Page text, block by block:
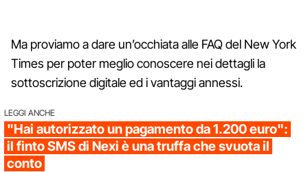
Ma proviamo a dare un’occhiata alle FAQ del New York
Times per poter meglio conoscere nei dettagli la
sottoscrizione digitale ed i vantaggi annessi.
LEGGI ANCHE
"Hai autorizzato un pagamento da 1.200 euro":
il finto SMS di Nexi è una truffa che svuota il
conto